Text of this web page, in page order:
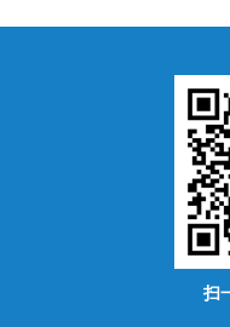
扫